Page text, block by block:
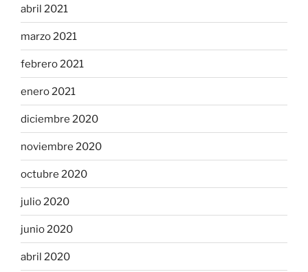
abril 2021
marzo 2021
febrero 2021
enero 2021
diciembre 2020
noviembre 2020
octubre 2020
julio 2020
junio 2020
abril 2020